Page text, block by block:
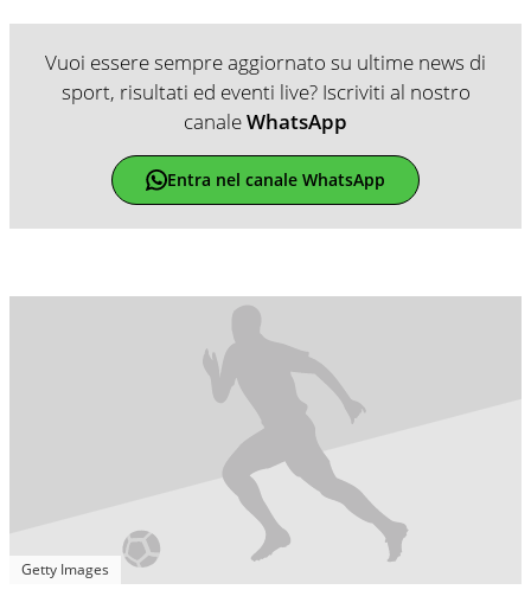
Vuoi essere sempre aggiornato su ultime news di
sport, risultati ed eventi live? Iscriviti al nostro
canaleWhatsApp
Entra nel canale WhatsApp
Getty Images